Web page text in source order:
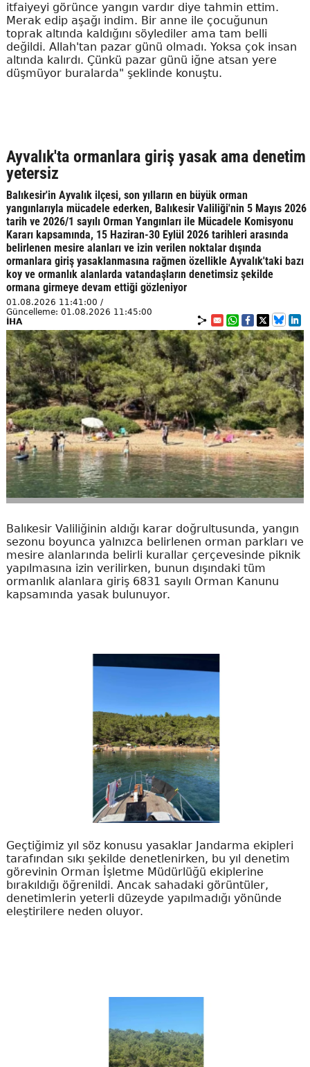
itfaiyeyi görünce yangın vardır diye tahmin ettim.
Merak edip aşağı indim. Bir anne ile çocuğunun
toprak altında kaldığını söylediler ama tam belli
değildi. Allah'tan pazar günü olmadı. Yoksa çok insan
altında kalırdı. Çünkü pazar günü iğne atsan yere
düşmüyor buralarda" şeklinde konuştu.
Ayvalık'ta ormanlara giriş yasak ama denetim
yetersiz
Balıkesir'in Ayvalık ilçesi, son yılların en büyük orman
yangınlarıyla mücadele ederken, Balıkesir Valiliği'nin 5 Mayıs 2026
tarih ve 2026/1 sayılı Orman Yangınları ile Mücadele Komisyonu
Kararı kapsamında, 15 Haziran-30 Eylül 2026 tarihleri arasında
belirlenen mesire alanları ve izin verilen noktalar dışında
ormanlara giriş yasaklanmasına rağmen özellikle Ayvalık'taki bazı
koy ve ormanlık alanlarda vatandaşların denetimsiz şekilde
ormana girmeye devam ettiği gözleniyor
01.08.2026 11:41:00 /
Güncelleme: 01.08.2026 11:45:00
İHA
Balıkesir Valiliğinin aldığı karar doğrultusunda, yangın
sezonu boyunca yalnızca belirlenen orman parkları ve
mesire alanlarında belirli kurallar çerçevesinde piknik
yapılmasına izin verilirken, bunun dışındaki tüm
ormanlık alanlara giriş 6831 sayılı Orman Kanunu
kapsamında yasak bulunuyor.
Geçtiğimiz yıl söz konusu yasaklar Jandarma ekipleri
tarafından sıkı şekilde denetlenirken, bu yıl denetim
görevinin Orman İşletme Müdürlüğü ekiplerine
bırakıldığı öğrenildi. Ancak sahadaki görüntüler,
denetimlerin yeterli düzeyde yapılmadığı yönünde
eleştirilere neden oluyor.